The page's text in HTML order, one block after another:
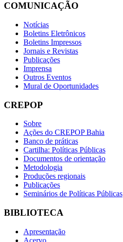
COMUNICAÇÃO
Notícias
Boletins Eletrônicos
Boletins Impressos
Jornais e Revistas
Publicações
Imprensa
Outros Eventos
Mural de Oportunidades
CREPOP
Sobre
Ações do CREPOP Bahia
Banco de práticas
Cartilha: Políticas Públicas
Documentos de orientação
Metodologia
Produções regionais
Publicações
Seminários de Políticas Públicas
BIBLIOTECA
Apresentação
Acervo